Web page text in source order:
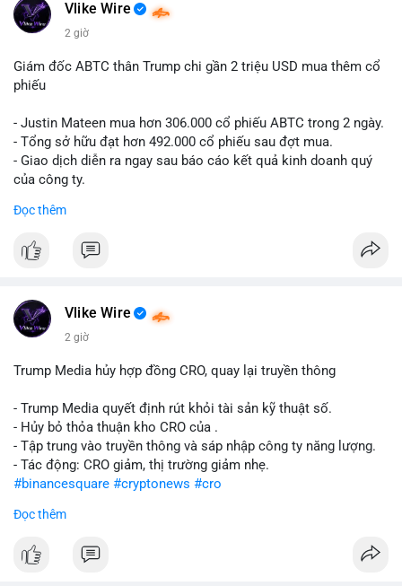
📰 Nguồn: Cointelegraph
Vlike Wire
2 giờ
Giám đốc ABTC thân Trump chi gần 2 triệu USD mua thêm cổ
phiếu
- Justin Mateen mua hơn 306.000 cổ phiếu ABTC trong 2 ngày.
- Tổng sở hữu đạt hơn 492.000 cổ phiếu sau đợt mua.
- Giao dịch diễn ra ngay sau báo cáo kết quả kinh doanh quý
của công ty.
#abtc #cryptonews
$btc $eth
📰 Nguồn: CoinDesk
Đọc thêm
Vlike Wire
2 giờ
Trump Media hủy hợp đồng CRO, quay lại truyền thông
- Trump Media quyết định rút khỏi tài sản kỹ thuật số.
- Hủy bỏ thỏa thuận kho CRO của .
- Tập trung vào truyền thông và sáp nhập công ty năng lượng.
- Tác động: CRO giảm, thị trường giảm nhẹ.
#binancesquare #cryptonews #cro
$cro
#vlikevn #titanbot
Đọc thêm